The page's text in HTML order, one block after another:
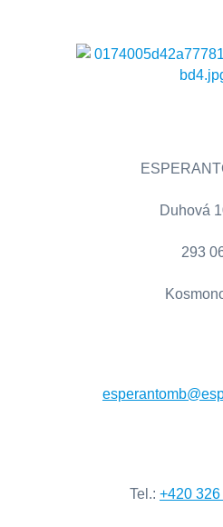
Duhová
293
Tel .: +420 326